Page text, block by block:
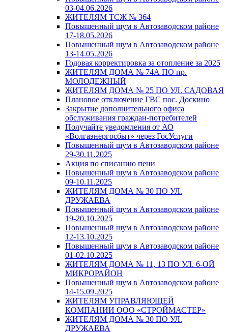
03-04.06.2026
ЖИТЕЛЯМ ТСЖ № 364
Повышенный шум в Автозаводском районе
17-18.05.2026
Повышенный шум в Автозаводском районе
13-14.05.2026
Годовая корректировка за отопление за 2025
ЖИТЕЛЯМ ДОМА № 74А ПО пр.
МОЛОДЕЖНЫЙ
ЖИТЕЛЯМ ДОМА № 25 ПО УЛ. САДОВАЯ
Плановое отключение ГВС пос. Доскино
Закрытие дополнительного офиса
обслуживания граждан-потребителей
Получайте уведомления от АО
«Волгаэнергосбыт» через ГосУслуги
Повышенный шум в Автозаводском районе
29-30.11.2025
Акция по списанию пени
Повышенный шум в Автозаводском районе
09-10.11.2025
ЖИТЕЛЯМ ДОМА № 30 ПО УЛ.
ДРУЖАЕВА
Повышенный шум в Автозаводском районе
19-20.10.2025
Повышенный шум в Автозаводском районе
12-13.10.2025
Повышенный шум в Автозаводском районе
01-02.10.2025
ЖИТЕЛЯМ ДОМА № 11, 13 ПО УЛ. 6-ОЙ
МИКРОРАЙОН
Повышенный шум в Автозаводском районе
14-15.09.2025
ЖИТЕЛЯМ УПРАВЛЯЮЩЕЙ
КОМПАНИИ ООО «СТРОЙМАСТЕР»
ЖИТЕЛЯМ ДОМА № 30 ПО УЛ.
ДРУЖАЕВА